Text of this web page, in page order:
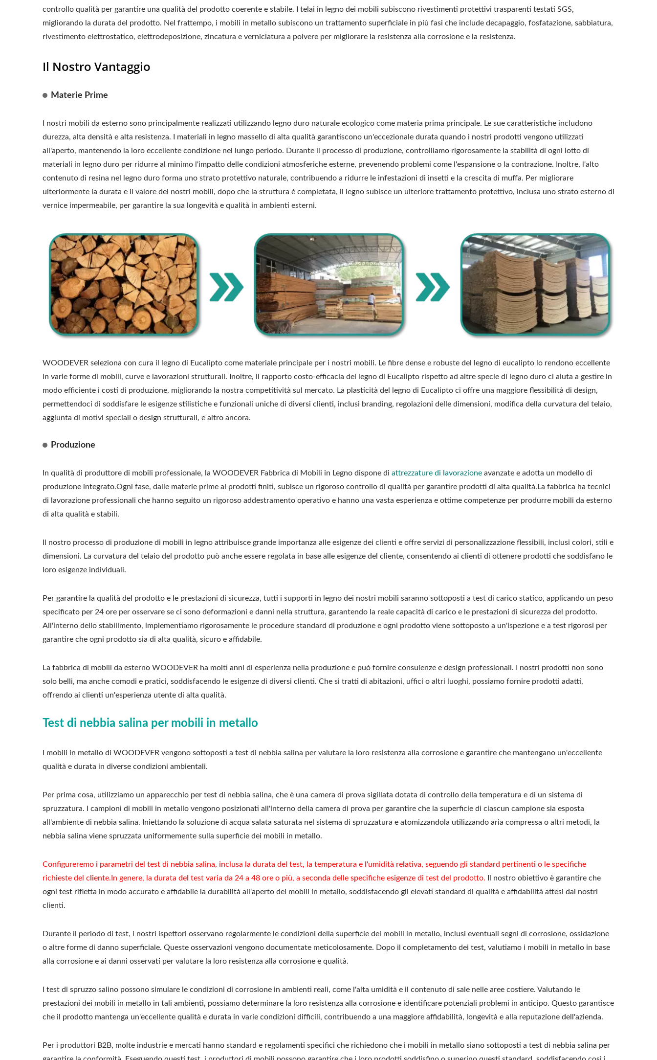
controllo qualità per garantire una qualità del prodotto coerente e stabile. I telai in legno dei mobili subiscono rivestimenti protettivi trasparenti testati SGS,
migliorando la durata del prodotto. Nel frattempo, i mobili in metallo subiscono un trattamento superficiale in più fasi che include decapaggio, fosfatazione, sabbiatura,
rivestimento elettrostatico, elettrodeposizione, zincatura e verniciatura a polvere per migliorare la resistenza alla corrosione e la resistenza.
Il Nostro Vantaggio
Materie Prime
I nostri mobili da esterno sono principalmente realizzati utilizzando legno duro naturale ecologico come materia prima principale. Le sue caratteristiche includono
durezza, alta densità e alta resistenza. I materiali in legno massello di alta qualità garantiscono un'eccezionale durata quando i nostri prodotti vengono utilizzati
all'aperto, mantenendo la loro eccellente condizione nel lungo periodo. Durante il processo di produzione, controlliamo rigorosamente la stabilità di ogni lotto di
materiali in legno duro per ridurre al minimo l'impatto delle condizioni atmosferiche esterne, prevenendo problemi come l'espansione o la contrazione. Inoltre, l'alto
contenuto di resina nel legno duro forma uno strato protettivo naturale, contribuendo a ridurre le infestazioni di insetti e la crescita di muffa. Per migliorare
ulteriormente la durata e il valore dei nostri mobili, dopo che la struttura è completata, il legno subisce un ulteriore trattamento protettivo, inclusa uno strato esterno di
vernice impermeabile, per garantire la sua longevità e qualità in ambienti esterni.
WOODEVER seleziona con cura il legno di Eucalipto come materiale principale per i nostri mobili. Le fibre dense e robuste del legno di eucalipto lo rendono eccellente
in varie forme di mobili, curve e lavorazioni strutturali. Inoltre, il rapporto costo-efficacia del legno di Eucalipto rispetto ad altre specie di legno duro ci aiuta a gestire in
modo efficiente i costi di produzione, migliorando la nostra competitività sul mercato. La plasticità del legno di Eucalipto ci offre una maggiore flessibilità di design,
permettendoci di soddisfare le esigenze stilistiche e funzionali uniche di diversi clienti, inclusi branding, regolazioni delle dimensioni, modifica della curvatura del telaio,
aggiunta di motivi speciali o design strutturali, e altro ancora.
Produzione
In qualità di produttore di mobili professionale, la WOODEVER Fabbrica di Mobili in Legno dispone di attrezzature di lavorazione avanzate e adotta un modello di
produzione integrato.Ogni fase, dalle materie prime ai prodotti finiti, subisce un rigoroso controllo di qualità per garantire prodotti di alta qualità.La fabbrica ha tecnici
di lavorazione professionali che hanno seguito un rigoroso addestramento operativo e hanno una vasta esperienza e ottime competenze per produrre mobili da esterno
di alta qualità e stabili.
Il nostro processo di produzione di mobili in legno attribuisce grande importanza alle esigenze dei clienti e offre servizi di personalizzazione flessibili, inclusi colori, stili e
dimensioni. La curvatura del telaio del prodotto può anche essere regolata in base alle esigenze del cliente, consentendo ai clienti di ottenere prodotti che soddisfano le
loro esigenze individuali.
Per garantire la qualità del prodotto e le prestazioni di sicurezza, tutti i supporti in legno dei nostri mobili saranno sottoposti a test di carico statico, applicando un peso
specificato per 24 ore per osservare se ci sono deformazioni e danni nella struttura, garantendo la reale capacità di carico e le prestazioni di sicurezza del prodotto.
All'interno dello stabilimento, implementiamo rigorosamente le procedure standard di produzione e ogni prodotto viene sottoposto a un'ispezione e a test rigorosi per
garantire che ogni prodotto sia di alta qualità, sicuro e affidabile.
La fabbrica di mobili da esterno WOODEVER ha molti anni di esperienza nella produzione e può fornire consulenze e design professionali. I nostri prodotti non sono
solo belli, ma anche comodi e pratici, soddisfacendo le esigenze di diversi clienti. Che si tratti di abitazioni, uffici o altri luoghi, possiamo fornire prodotti adatti,
offrendo ai clienti un'esperienza utente di alta qualità.
Test di nebbia salina per mobili in metallo
I mobili in metallo di WOODEVER vengono sottoposti a test di nebbia salina per valutare la loro resistenza alla corrosione e garantire che mantengano un'eccellente
qualità e durata in diverse condizioni ambientali.
Per prima cosa, utilizziamo un apparecchio per test di nebbia salina, che è una camera di prova sigillata dotata di controllo della temperatura e di un sistema di
spruzzatura. I campioni di mobili in metallo vengono posizionati all'interno della camera di prova per garantire che la superficie di ciascun campione sia esposta
all'ambiente di nebbia salina. Iniettando la soluzione di acqua salata saturata nel sistema di spruzzatura e atomizzandola utilizzando aria compressa o altri metodi, la
nebbia salina viene spruzzata uniformemente sulla superficie dei mobili in metallo.
Configureremo i parametri del test di nebbia salina, inclusa la durata del test, la temperatura e l'umidità relativa, seguendo gli standard pertinenti o le specifiche
richieste del cliente.In genere, la durata del test varia da 24 a 48 ore o più, a seconda delle specifiche esigenze di test del prodotto. Il nostro obiettivo è garantire che
ogni test rifletta in modo accurato e affidabile la durabilità all'aperto dei mobili in metallo, soddisfacendo gli elevati standard di qualità e affidabilità attesi dai nostri
clienti.
Durante il periodo di test, i nostri ispettori osservano regolarmente le condizioni della superficie dei mobili in metallo, inclusi eventuali segni di corrosione, ossidazione
o altre forme di danno superficiale. Queste osservazioni vengono documentate meticolosamente. Dopo il completamento dei test, valutiamo i mobili in metallo in base
alla corrosione e ai danni osservati per valutare la loro resistenza alla corrosione e qualità.
I test di spruzzo salino possono simulare le condizioni di corrosione in ambienti reali, come l'alta umidità e il contenuto di sale nelle aree costiere. Valutando le
prestazioni dei mobili in metallo in tali ambienti, possiamo determinare la loro resistenza alla corrosione e identificare potenziali problemi in anticipo. Questo garantisce
che il prodotto mantenga un'eccellente qualità e durata in varie condizioni difficili, contribuendo a una maggiore affidabilità, longevità e alla reputazione dell'azienda.
Per i produttori B2B, molte industrie e mercati hanno standard e regolamenti specifici che richiedono che i mobili in metallo siano sottoposti a test di nebbia salina per